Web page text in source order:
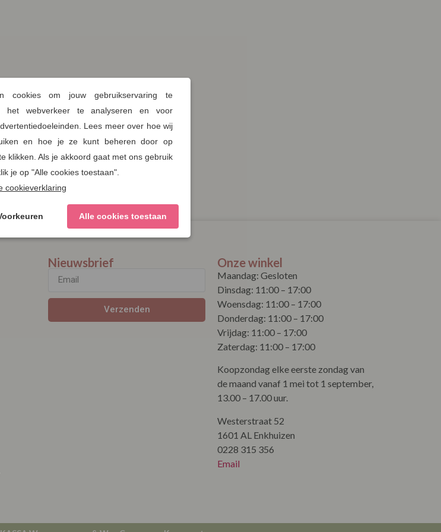
Nieuwsbrief
Verzenden
Onze winkel
Maandag: Gesloten
Dinsdag: 11:00 – 17:00
Woensdag: 11:00 – 17:00
Donderdag: 11:00 – 17:00
Vrijdag: 11:00 – 17:00
Zaterdag: 11:00 – 17:00
Koopzondag elke eerste zondag van
de maand vanaf 1 mei tot 1 september,
13.00 – 17.00 uur.
Westerstraat 52
1601 AL Enkhuizen
0228 315 356
Email